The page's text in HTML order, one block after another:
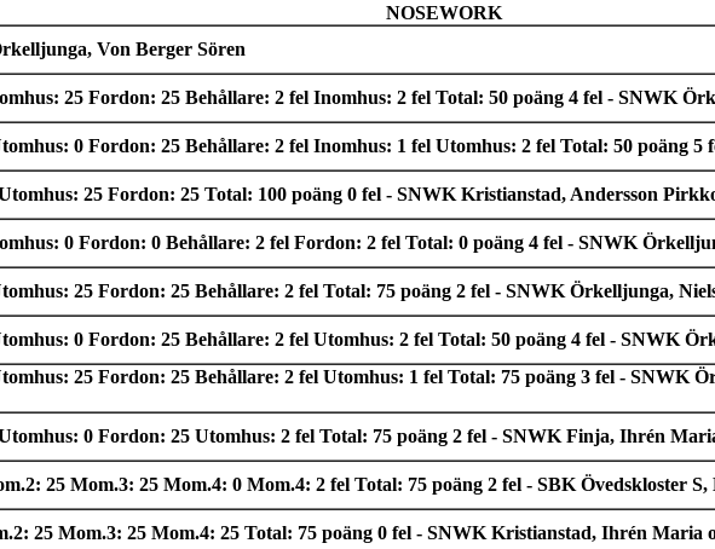
NOSEWORK
Von Berger Sören
25 Fordon: 25 Behållare: 2 fel Inomhus: 2 fel Total: 50 poäng 4 fel - SNWK
0 Fordon: 25 Behållare: 2 fel Inomhus: 1 fel Utomhus: 2 fel Total: 50 poäng
25 Fordon: 25 Total: 100 poäng 0 fel - SNWK Kristianstad, Andersson
0 Fordon: 0 Behållare: 2 fel Fordon: 2 fel Total: 0 poäng 4 fel - SNWK
25 Fordon: 25 Behållare: 2 fel Total: 75 poäng 2 fel - SNWK Örkelljunga,
0 Fordon: 25 Behållare: 2 fel Utomhus: 2 fel Total: 50 poäng 4 fel - SNWK
25 Fordon: 25 Behållare: 2 fel Utomhus: 1 fel Total: 75 poäng 3 fel - SNWK
0 Fordon: 25 Utomhus: 2 fel Total: 75 poäng 2 fel - SNWK Finja, Ihrén
25 Mom.3: 25 Mom.4: 0 Mom.4: 2 fel Total: 75 poäng 2 fel - SBK Övedskloster
25 Mom.3: 25 Mom.4: 25 Total: 75 poäng 0 fel - SNWK Kristianstad, Ihrén Maria